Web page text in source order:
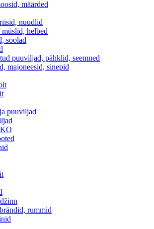
määrded
nuudlid
helbed
soolad
puuviljad, pähklid, seemned
majoneesid, sinepid
puuviljad
rummid